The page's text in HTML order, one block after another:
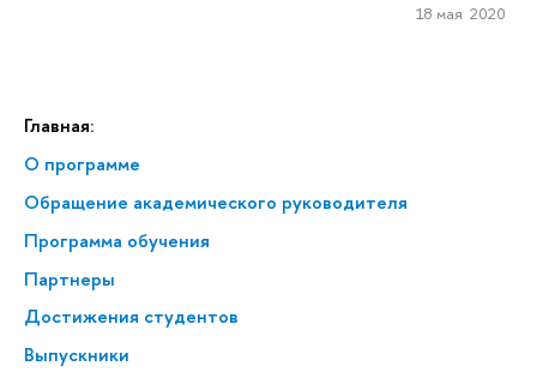
Главная:
О программе
Обращение академического руководителя
Программа обучения
Партнеры
Достижения студентов
Выпускники
18 мая 2020